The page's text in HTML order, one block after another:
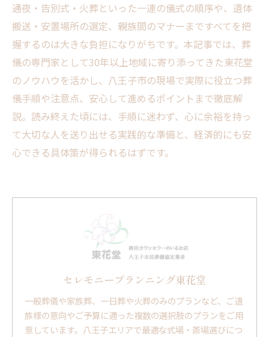
通夜・告別式・火葬といった一連の儀式の順序や、遺体
搬送・安置場所の選定、親族間のマナーまですべてを把
握するのは大きな負担になりがちです。本記事では、葬
儀の専門家として30年以上地域に寄り添ってきた東花堂
のノウハウを活かし、八王子市の現場で実際に役立つ葬
儀手順や注意点、安心して進めるポイントまで徹底解
説。読み終えた頃には、手順に迷わず、心に余裕を持っ
て大切な人を送り出せる実践的な準備と、経済的にも安
心できる具体策が得られるはずです。
セレモニープランニング東花堂
一般葬儀や家族葬、一日葬や火葬のみのプランなど、ご遺
族様の意向やご予算に適った複数の選択肢のプランをご用
意しています。八王子エリアで最適な式場・斎場選びにつ